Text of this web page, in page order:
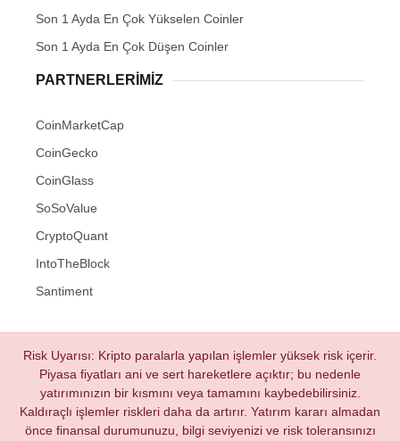
Son 1 Ayda En Çok Yükselen Coinler
Son 1 Ayda En Çok Düşen Coinler
PARTNERLERIMIZ
CoinMarketCap
CoinGecko
CoinGlass
SoSoValue
CryptoQuant
IntoTheBlock
Santiment
Risk Uyarısı: Kripto paralarla yapılan işlemler yüksek risk içerir.
Piyasa fiyatları ani ve sert hareketlere açıktır; bu nedenle
yatırımınızın bir kısmını veya tamamını kaybedebilirsiniz.
Kaldıraçlı işlemler riskleri daha da artırır. Yatırım kararı almadan
önce finansal durumunuzu, bilgi seviyenizi ve risk toleransınızı